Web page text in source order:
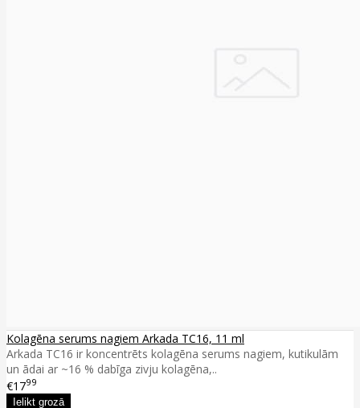
Kolagēna serums nagiem Arkada TC16, 11 ml
Arkada TC16 ir koncentrēts kolagēna serums nagiem, kutikulām
un ādai ar ~16 % dabīga zivju kolagēna,..
€1799